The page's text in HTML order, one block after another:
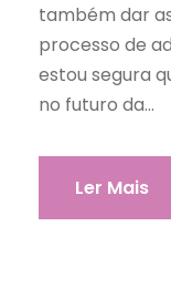
também dar
processo de
estou segura
no futuro da...
Ler Mais